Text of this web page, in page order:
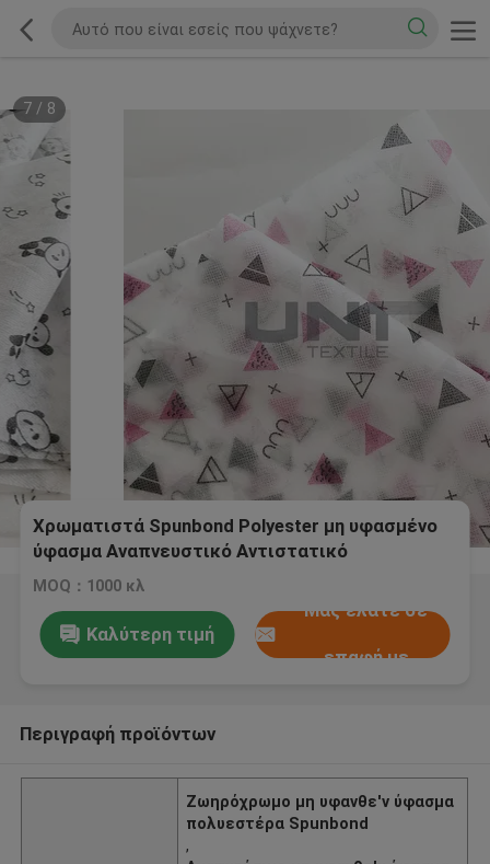
7/ 8
Χρωματιστά Spunbond Polyester μη υφασμένο
ύφασμα Αναπνευστικό Αντιστατικό
MOQ：1000 κλ
Καλύτερη τιμή
Μας ελάτε σε
επαφή με
Περιγραφή προϊόντων
Ζωηρόχρωμο μη υφανθε'ν ύφασμα
πολυεστέρα Spunbond
,